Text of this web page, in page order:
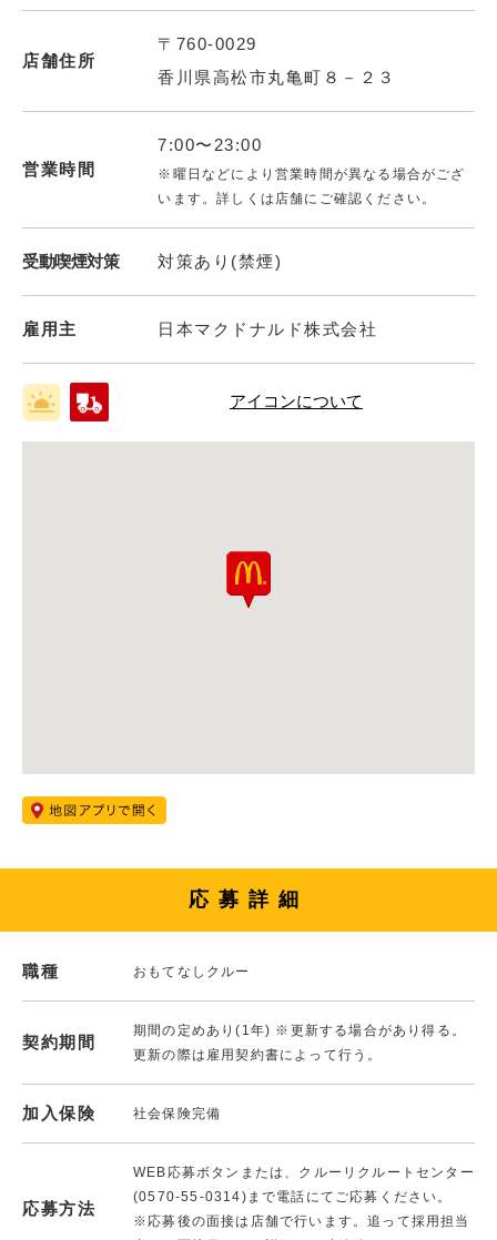
店舗住所
〒760-0029
香川県高松市丸亀町８－２３
営業時間
7:00〜23:00
※曜日などにより営業時間が異なる場合がござ
います。詳しくは店舗にご確認ください。
受動喫煙対策 対策あり(禁煙)
雇用主 日本マクドナルド株式会社
アイコンについて
応募詳細
職種 おもてなしクルー
契約期間
期間の定めあり(1年) ※更新する場合があり得る。
更新の際は雇用契約書によって行う。
加入保険 社会保険完備
応募方法
WEB応募ボタンまたは、クルーリクルートセンター
(0570-55-0314)まで電話にてご応募ください。
※応募後の面接は店舗で行います。追って採用担当